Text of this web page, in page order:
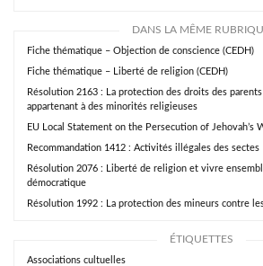
DANS LA MÊME
Fiche thématique – Objection de conscience (CEDH)
Fiche thématique – Liberté de religion (CEDH)
Résolution 2163 : La protection des droits des
appartenant à des minorités religieuses
EU Local Statement on the Persecution of Jehovah’s
Recommandation 1412 : Activités illégales des sectes
Résolution 2076 : Liberté de religion et vivre
démocratique
Résolution 1992 : La protection des mineurs contre
ÉTIQUETTES
Associations cultuelles